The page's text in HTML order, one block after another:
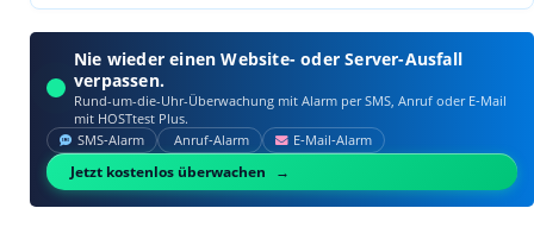
Nie wieder einen Website- oder Server-Ausfall
verpassen.
Rund-um-die-Uhr-Überwachung mit Alarm per SMS, Anruf oder E‑Mail
mit HOSTtest Plus.
SMS‑Alarm Anruf‑Alarm E‑Mail‑Alarm
Jetzt kostenlos überwachen